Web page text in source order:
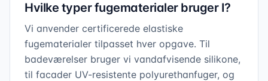
Hvilke typer fugematerialer bruger I?
Vi anvender certificerede elastiske
fugematerialer tilpasset hver opgave. Til
badeværelser bruger vi vandafvisende silikone,
til facader UV-resistente polyurethanfuger, og